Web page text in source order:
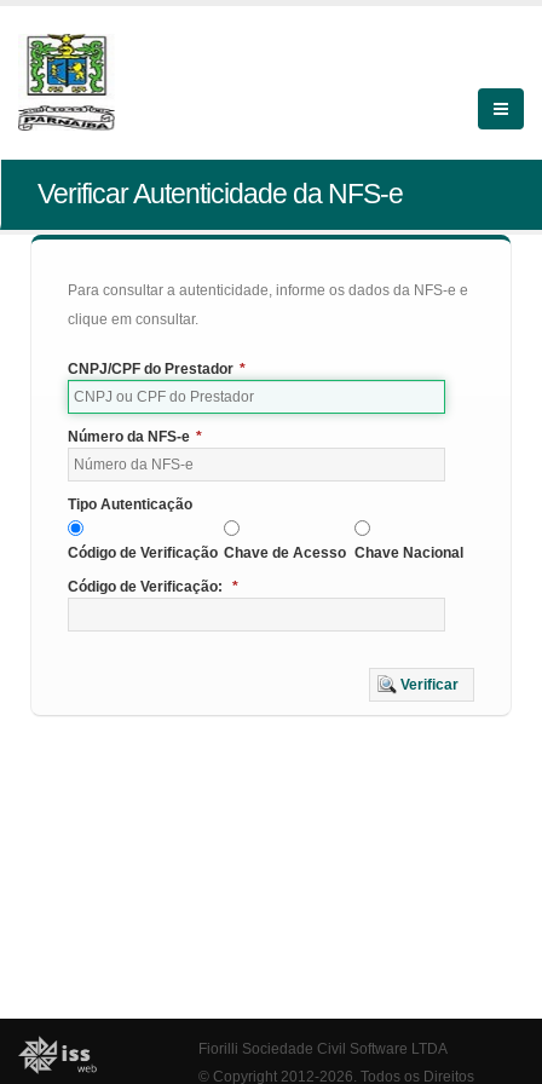
Verificar Autenticidade da NFS-e
Para consultar a autenticidade, informe os dados da NFS-e e
clique em consultar.
CNPJ/CPF do Prestador *
Número da NFS-e *
Tipo Autenticação
Código de Verificação Chave de Acesso Chave Nacional
Código de Verificação:
*
Verificar
Fiorilli Sociedade Civil Software LTDA
© Copyright 2012-2026. Todos os Direitos